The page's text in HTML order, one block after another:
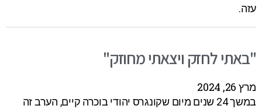
עזה.
"באתי לחזק ויצאתי מחוזק"
מרץ 26, 2024
במשך 24 שנים מיום שקונגרס יהודי בוכרה קיים, הערב זה